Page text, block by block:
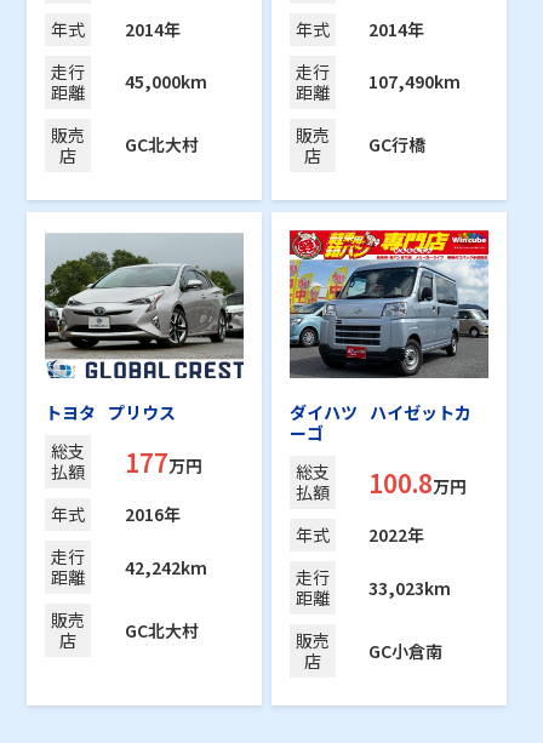
年式
2014年
走行
距離
45,000km
販売
店
GC北大村
年式
2014年
走行
距離
107,490km
販売
店
GC行橋
トヨタ プリウス
総支
払額
177万円
年式
2016年
走行
距離
42,242km
販売
店
GC北大村
ダイハツ ハイゼットカ
ーゴ
総支
払額
100.8万円
年式
2022年
走行
距離
33,023km
販売
店
GC小倉南